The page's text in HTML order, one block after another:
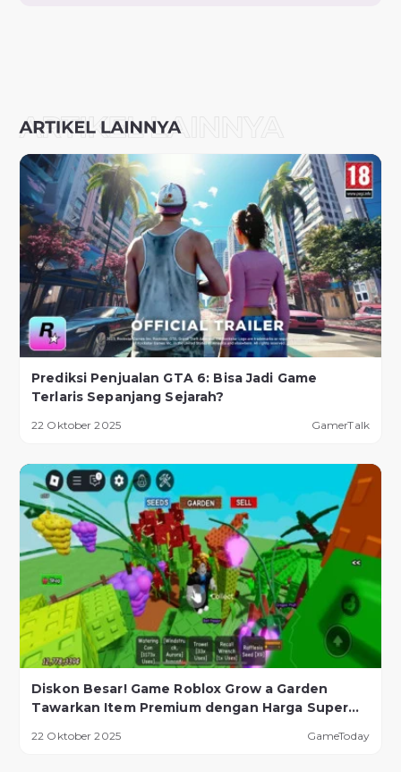
Prediksi Penjualan GTA 6: Bisa Jadi Game
Terlaris Sepanjang Sejarah?
22 Oktober 2025 GamerTalk
Diskon Besar! Game Roblox Grow a Garden
Tawarkan Item Premium dengan Harga Super
22 Oktober 2025 GameToday